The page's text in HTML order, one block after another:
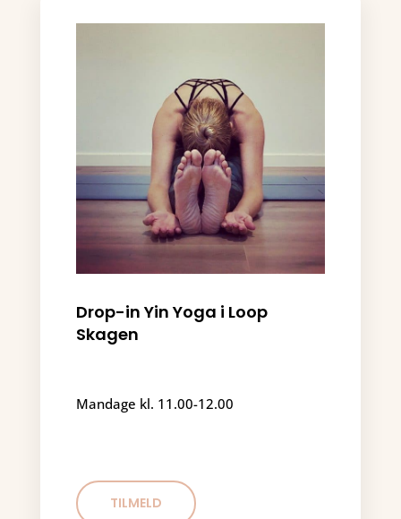
Drop-in Yin Yoga i Loop
Skagen
Mandage kl. 11.00-12.00
TILMELD